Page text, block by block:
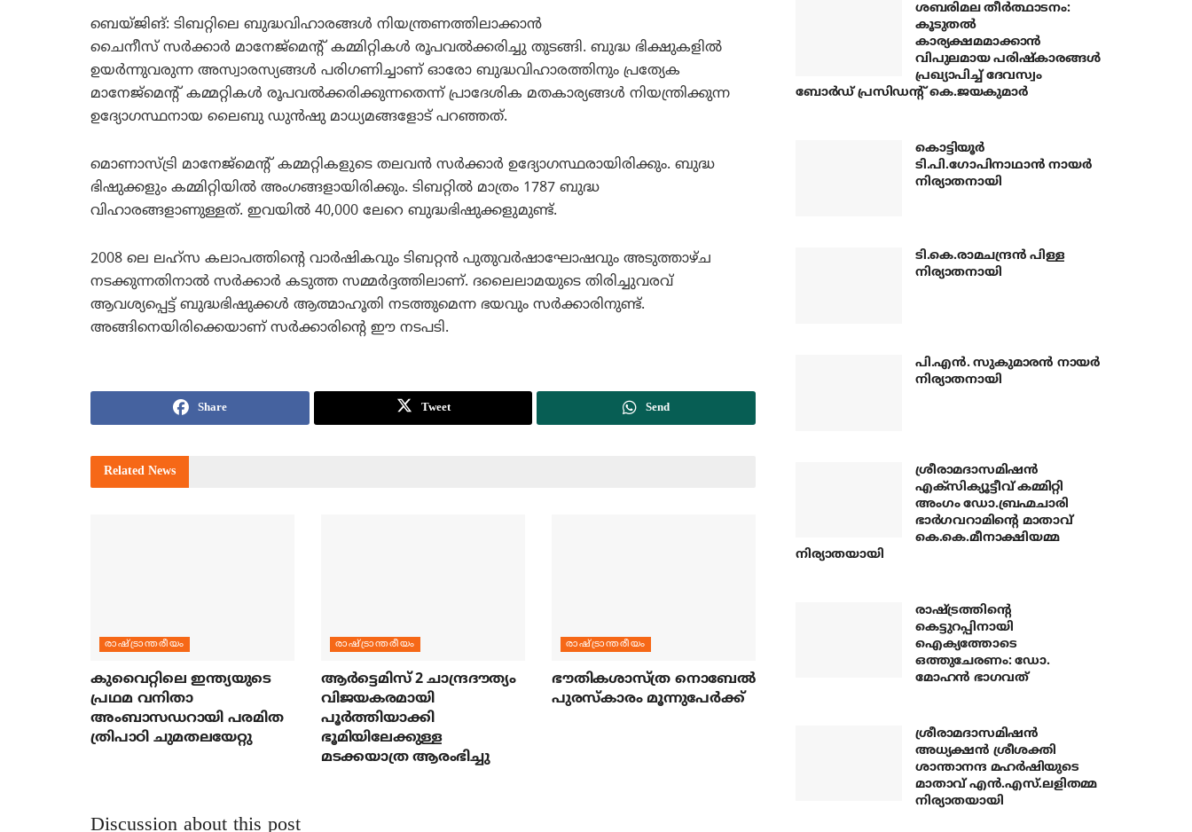
ബെയ്ജിങ്: ടിബറ്റിലെ ബുദ്ധവിഹാരങ്ങള്‍ നിയന്ത്രണത്തിലാക്കാന്‍
ചൈനീസ് സര്‍ക്കാര്‍ മാനേജ്‌മെന്റ് കമ്മിറ്റികള്‍ രൂപവല്‍ക്കരിച്ചു തുടങ്ങി. ബുദ്ധ ഭിക്ഷുകളില്‍
ഉയര്‍ന്നുവരുന്ന അസ്വാരസ്യങ്ങള്‍ പരിഗണിച്ചാണ് ഓരോ ബുദ്ധവിഹാരത്തിനും പ്രത്യേക
മാനേജ്‌മെന്റ് കമ്മറ്റികള്‍ രൂപവല്‍ക്കരിക്കുന്നതെന്ന് പ്രാദേശിക മതകാര്യങ്ങള്‍ നിയന്ത്രിക്കുന്ന
ഉദ്യോഗസ്ഥനായ ലൈബു ഡുന്‍ഷു മാധ്യമങ്ങളോട് പറഞ്ഞത്.
മൊണാസ്ട്രി മാനേജ്‌മെന്റ് കമ്മറ്റികളുടെ തലവന്‍ സര്‍ക്കാര്‍ ഉദ്യോഗസ്ഥരായിരിക്കും. ബുദ്ധ
ഭിഷുക്കളും കമ്മിറ്റിയില്‍ അംഗങ്ങളായിരിക്കും. ടിബറ്റില്‍ മാത്രം 1787 ബുദ്ധ
വിഹാരങ്ങളാണുള്ളത്. ഇവയില്‍ 40,000 ലേറെ ബുദ്ധഭിഷുക്കളുമുണ്ട്.
2008 ലെ ലഹ്‌സ കലാപത്തിന്റെ വാര്‍ഷികവും ടിബറ്റന്‍ പുതുവര്‍ഷാഘോഷവും അടുത്താഴ്ച
നടക്കുന്നതിനാല്‍ സര്‍ക്കാര്‍ കടുത്ത സമ്മര്‍ദ്ദത്തിലാണ്. ദലൈലാമയുടെ തിരിച്ചുവരവ്
ആവശ്യപ്പെട്ട് ബുദ്ധഭിഷുക്കള്‍ ആത്മാഹൂതി നടത്തുമെന്ന ഭയവും സര്‍ക്കാരിനുണ്ട്.
അങ്ങിനെയിരിക്കെയാണ് സര്‍ക്കാരിന്റെ ഈ നടപടി.
Share Tweet Send
Related News
രാഷ്ട്രാന്തരീയം
കുവൈറ്റിലെ ഇന്ത്യയുടെ
പ്രഥമ വനിതാ
അംബാസഡറായി പരമിത
ത്രിപാഠി ചുമതലയേറ്റു
രാഷ്ട്രാന്തരീയം
ആര്‍ട്ടെമിസ് 2 ചാന്ദ്രദൗത്യം
വിജയകരമായി
പൂര്‍ത്തിയാക്കി
ഭൂമിയിലേക്കുള്ള
മടക്കയാത്ര ആരംഭിച്ചു
രാഷ്ട്രാന്തരീയം
ഭൗതികശാസ്ത്ര നൊബേല്‍
പുരസ്‌കാരം മൂന്നുപേര്‍ക്ക്
Discussion about this post
ശബരിമല തീര്‍ത്ഥാടനം:
കൂടുതല്‍
കാര്യക്ഷമമാക്കാന്‍
വിപുലമായ പരിഷ്‌കാരങ്ങള്‍
പ്രഖ്യാപിച്ച് ദേവസ്വം
ബോര്‍ഡ് പ്രസിഡന്റ് കെ.ജയകുമാര്‍
കൊട്ടിയൂര്‍
ടി.പി.ഗോപിനാഥാന്‍ നായര്‍
നിര്യാതനായി
ടി.കെ.രാമചന്ദ്രന്‍ പിള്ള
നിര്യാതനായി
പി.എന്‍. സുകുമാരന്‍ നായര്‍
നിര്യാതനായി
ശ്രീരാമദാസമിഷന്‍
എക്‌സിക്യൂട്ടീവ് കമ്മിറ്റി
അംഗം ഡോ.ബ്രഹ്മചാരി
ഭാര്‍ഗവറാമിന്റെ മാതാവ്
കെ.കെ.മീനാക്ഷിയമ്മ
നിര്യാതയായി
രാഷ്ട്രത്തിന്റെ
കെട്ടുറപ്പിനായി
ഐക്യത്തോടെ
ഒത്തുചേരണം: ഡോ.
മോഹന്‍ ഭാഗവത്
ശ്രീരാമദാസമിഷന്‍
അധ്യക്ഷന്‍ ശ്രീശക്തി
ശാന്താനന്ദ മഹര്‍ഷിയുടെ
മാതാവ് എന്‍.എസ്.ലളിതമ്മ
നിര്യാതയായി